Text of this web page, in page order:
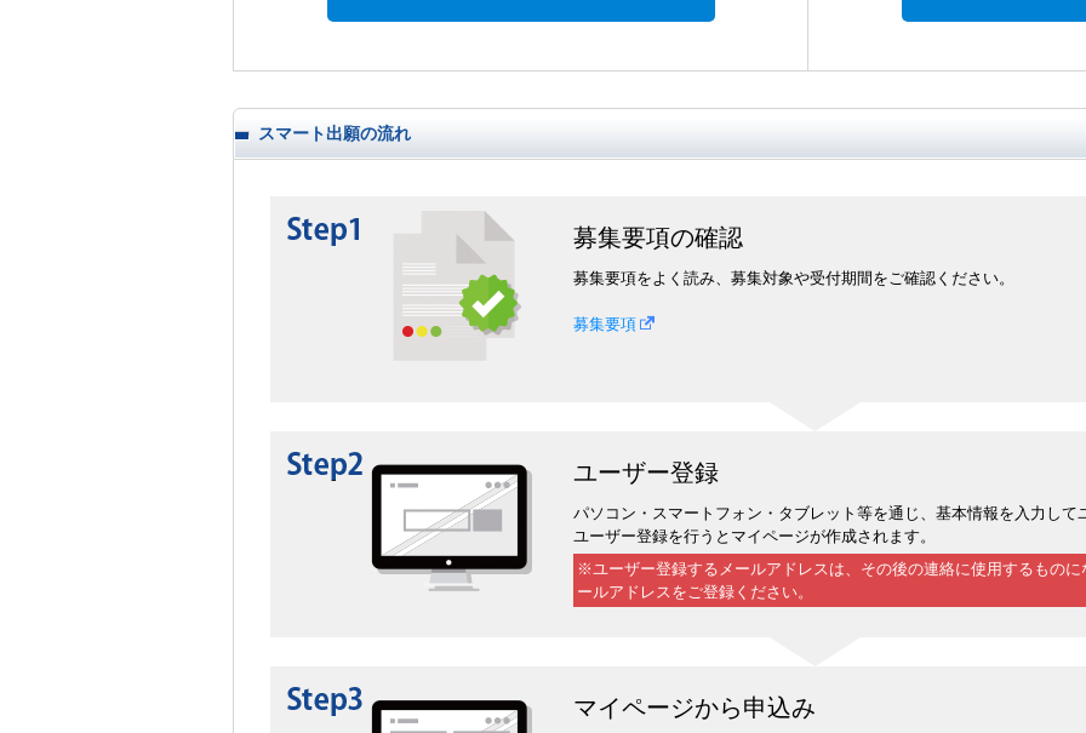
スマート出願の流れ
募集要項の確認
募集要項をよく読み、募集対象や受付期間をご確認ください。
募集要項
ユーザー登録
パソコン・スマートフォン・タブレット等を通じ、基本情報を入力して
ユーザー登録を行うとマイページが作成されます。
※ユーザー登録するメールアドレスは、その後の連絡に使用するもの
ールアドレスをご登録ください。
マイページから申込み